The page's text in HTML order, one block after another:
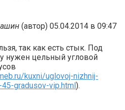
(автор) 05.04.2014 в 09:47
так как есть стык. Под
нужен цельный угловой
kuxni/uglovoj-nizhnij-
gradusov-vip.html).